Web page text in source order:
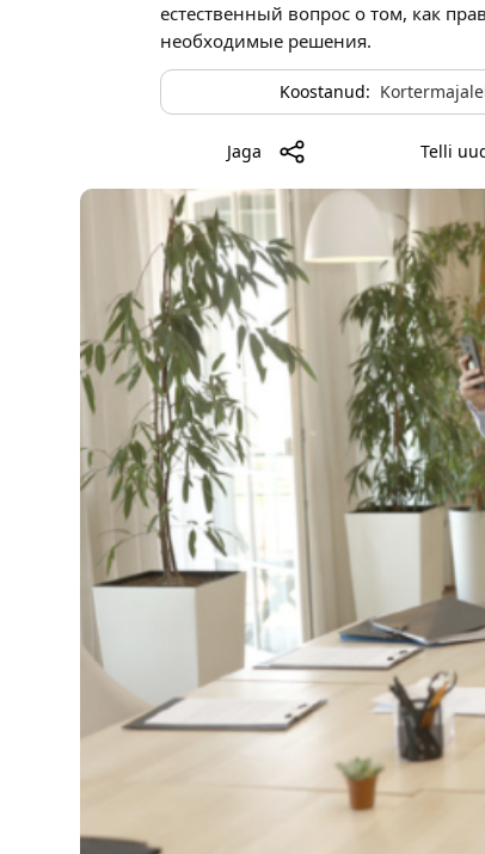
естественный вопрос о том, как
необходимые решения.
Koostanud:
Jaga Telli